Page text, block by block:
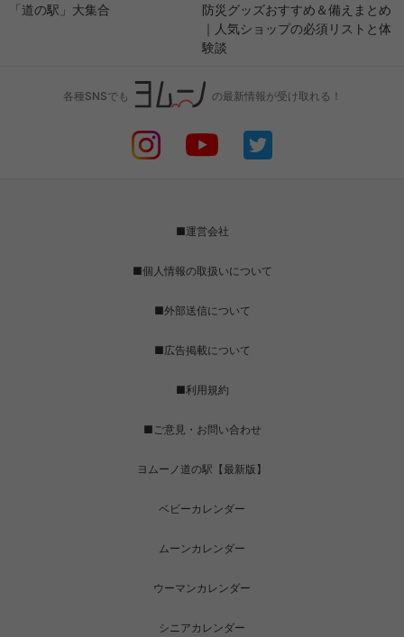
「道の駅」大集合
防災グッズおすすめ＆備えまとめ
｜人気ショップの必須リストと体
験談
各種SNSでも の最新情報が受け取れる！
■運営会社
■個人情報の取扱いについて
■外部送信について
■広告掲載について
■利用規約
■ご意見・お問い合わせ
ヨムーノ道の駅【最新版】
ベビーカレンダー
ムーンカレンダー
ウーマンカレンダー
シニアカレンダー